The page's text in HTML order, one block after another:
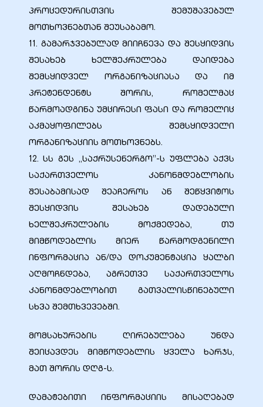
პროცედურისთვის შემუშავებულ
მოთხოვნებთან შეუსაბამო.
11. გამარჯვებულად მიიჩნევა და შესყიდვის
შესახებ ხელშეკრულება დაიდება
შემსყიდველ ორგანიზაციასა და იმ
პრეტენდენტს შორის, რომელმაც
წარმოადგინა უმცირესი ფასი და რომელიც
აკმაყოფილებს შემსყიდველი
ორგანიზაციის მოთხოვნებს.
12. სს გეს ,,საქრუსენერგო’’-ს უფლება აქვს
საქართველოს კანონმდებლობის
შესაბამისად შეაჩეროს ან შეწყვიტოს
შესყიდვის შესახებ დადებული
ხელშეკრულების მოქმედება, თუ
მიმწოდებლის მიერ წარმოდგენილი
ინფორმაცია ან/და დოკუმენტაცია ყალბი
აღმოჩნდება, აგრეთვე საქართველოს
კანონმდებლობით გათვალისწინებული
სხვა შემთხვევებში.
მომსახურების ღირებულება უნდა
შეიცავდეს მიმწოდებლის ყველა ხარჯს,
მათ შორის დღგ-ს.
დამატებითი ინფორმაციის მისაღებად